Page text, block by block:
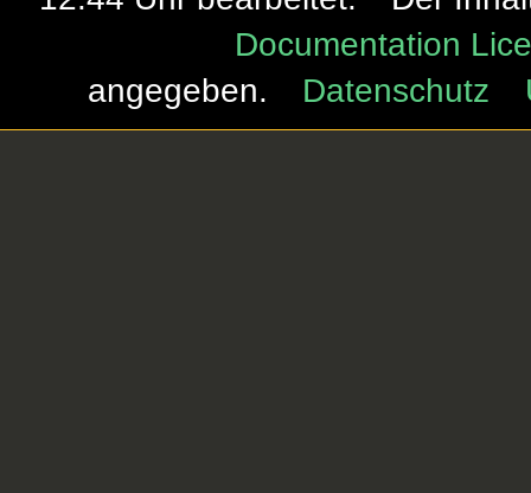
Documentation
angegeben.
Datenschutz